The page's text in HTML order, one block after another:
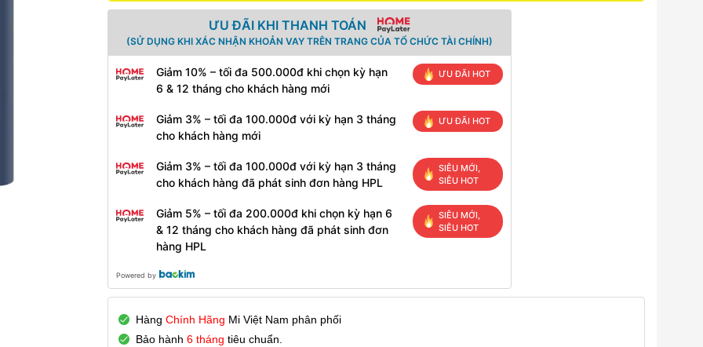
ƯU ĐÃI KHI THANH TOÁN
(SỬ DỤNG KHI XÁC NHẬN KHOẢN VAY TRÊN TRANG CỦA TỔ CHỨC TÀI CHÍNH)
Giảm 10% – tối đa 500.000đ khi chọn kỳ hạn
6 & 12 tháng cho khách hàng mới
ƯU ĐÃI HOT
Giảm 3% – tối đa 100.000đ với kỳ hạn 3 tháng
cho khách hàng mới
ƯU ĐÃI HOT
Giảm 3% – tối đa 100.000đ với kỳ hạn 3 tháng
cho khách hàng đã phát sinh đơn hàng HPL
SIÊU MỚI,
SIÊU HOT
Giảm 5% – tối đa 200.000đ khi chọn kỳ hạn 6
& 12 tháng cho khách hàng đã phát sinh đơn
hàng HPL
SIÊU MỚI,
SIÊU HOT
Powered by
Hàng Chính Hãng Mi Việt Nam phân phối
Bảo hành 6 tháng tiêu chuẩn.